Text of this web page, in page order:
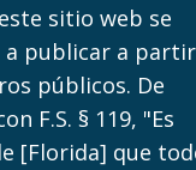
sitio web se
a publicar a partir
públicos. De
F.S. § 119, "Es
[Florida] que